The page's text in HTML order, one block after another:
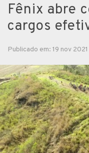
Fênix abre
cargos
Publicado em: 19 nov 2021